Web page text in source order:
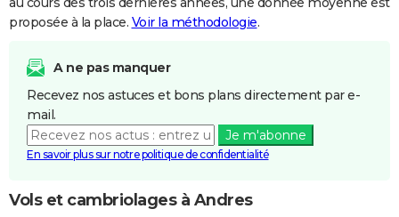
proposée à la place. Voir la méthodologie.
A ne pas manquer
Recevez nos astuces et bons plans directement par e-
mail.
Je m'abonne
En savoir plus sur notre politique de confidentialité
Vols et cambriolages à Andres